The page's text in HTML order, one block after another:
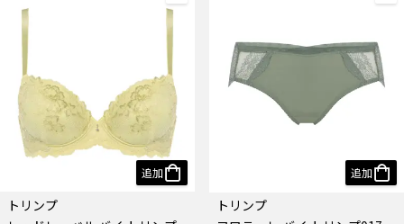
追加
トリンプ
追加
トリンプ